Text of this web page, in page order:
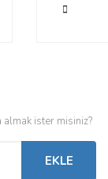
almak ister misiniz?
EKLE